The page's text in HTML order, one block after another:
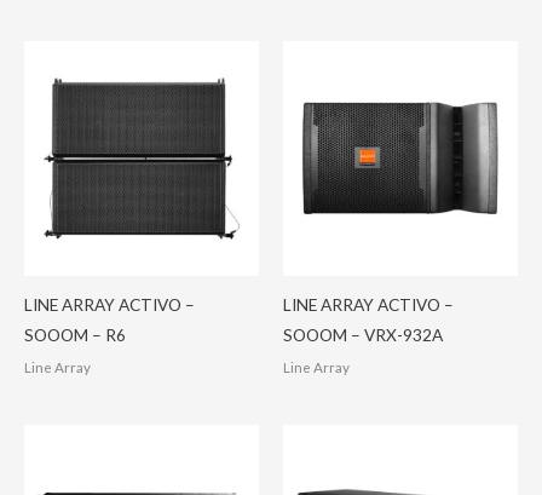
LINE ARRAY ACTIVO –
SOOOM – R6
Line Array
LINE ARRAY ACTIVO –
SOOOM – VRX-932A
Line Array